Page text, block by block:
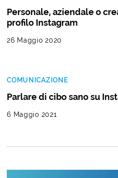
Personale, aziendale o
profilo Instagram
26 Maggio 2020
COMUNICAZIONE
Parlare di cibo sano su
6 Maggio 2021